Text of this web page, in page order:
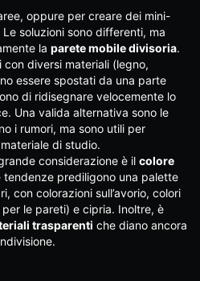
oppure per creare dei mini-
soluzioni sono differenti, ma
la parete mobile divisoria.
diversi materiali (legno,
essere spostati da una parte
di ridisegnare velocemente lo
Una valida alternativa sono le
i rumori, ma sono utili per
di studio.
considerazione è il colore
tendenze prediligono una palette
con colorazioni sull’avorio, colori
le pareti) e cipria. Inoltre, è
trasparenti che diano ancora